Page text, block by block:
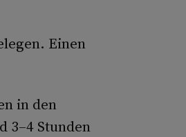
Einen
in den
3–4 Stunden